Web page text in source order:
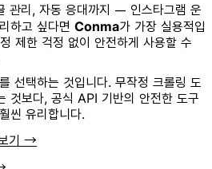
관리, 자동 응대까지 — 인스타그램 운
하고 싶다면 Conma가 가장 실용적입
제한 걱정 없이 안전하게 사용할 수
선택하는 것입니다. 무작정 크롤링 도
것보다, 공식 API 기반의 안전한 도구
씬 유리합니다.
기 →